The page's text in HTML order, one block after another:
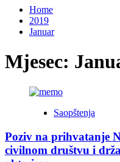
Home
2019
Januar
Mjesec:
Saopštenja
Poziv na prihvatanje
civilnom društvu i